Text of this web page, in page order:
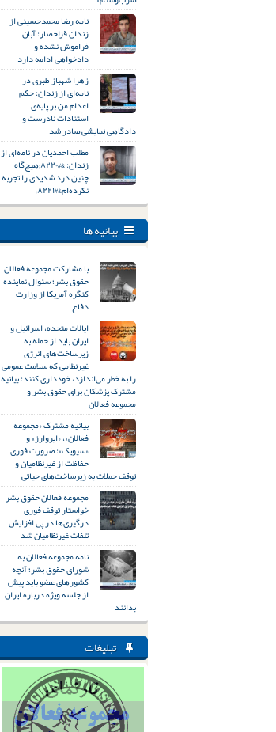
نامه رضا محمدحسینی از
زندان قزلحصار: آبان
فراموش نشده و
دادخواهی ادامه دارد
زهرا شهباز طبری در
نامه‌ای از زندان: حکم
اعدام من بر پایه‌ی
استنادات نادرست و
دادگاهی نمایشی صادر شد
مطلب احمدیان در نامه‌ای از
زندان: &#۸۲۲۰;هیچ‌گاه
چنین درد شدیدی را تجربه
نکرده‌ام&#۸۲۲۱;
بیانیه ها
با مشارکت مجموعه فعالان
حقوق بشر؛ سئوال نماینده
کنگره آمریکا از وزارت
دفاع
ایالات متحده، اسرائیل و
ایران باید از حمله به
زیرساخت‌های انرژی
غیرنظامی که سلامت عمومی
را به خطر می‌اندازد، خودداری کنند: بیانیه
مشترک پزشکان برای حقوق بشر و
مجموعه فعالان
بیانیه مشترک «مجموعه
فعالان»، «ایروارز» و
«سیویک»: ضرورت فوری
حفاظت از غیرنظامیان و
توقف حملات به زیرساخت‌های حیاتی
مجموعه فعالان حقوق بشر
خواستار توقف فوری
درگیری‌ها در پی افزایش
تلفات غیرنظامیان شد
نامه مجموعه فعالان به
شورای حقوق بشر؛ آنچه
کشورهای عضو باید پیش
از جلسه ویژه درباره ایران
بدانند
تبلیغات